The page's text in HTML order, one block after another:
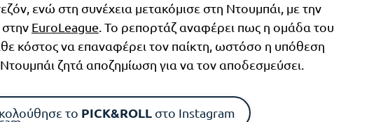
ενώ στη συνέχεια μετακόμισε στη Ντουμπάι, με την
EuroLeague. Το ρεπορτάζ αναφέρει πως η ομάδα του
κόστος να επαναφέρει τον παίκτη, ωστόσο η υπόθεση
ζητά αποζημίωση για να τον αποδεσμεύσει.
το PICK&ROLL στο Instagram